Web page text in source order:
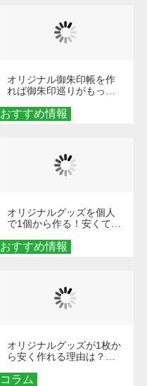
おすすめ情報
オリジナル御朱印帳を作
れば御朱印巡りがもっと
ダーメイドする魅力と選
び方
おすすめ情報
オリジナルグッズを個人
で1個から作る！安くて簡
秘訣
コラム
オリジナルグッズが1枚か
ら安く作れる理由は？オ
とメリットを解説